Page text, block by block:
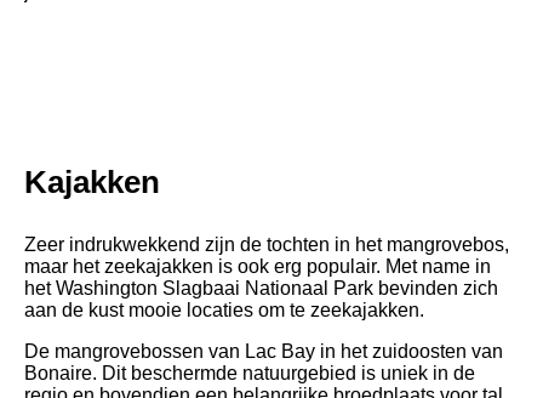
Kajakken
Zeer indrukwekkend zijn de tochten in het mangrovebos,
maar het zeekajakken is ook erg populair. Met name in
het Washington Slagbaai Nationaal Park bevinden zich
aan de kust mooie locaties om te zeekajakken.
De mangrovebossen van Lac Bay in het zuidoosten van
Bonaire. Dit beschermde natuurgebied is uniek in de